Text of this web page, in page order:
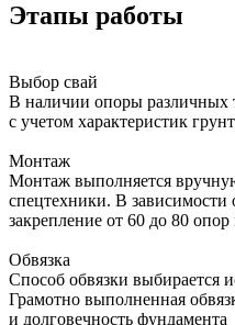
Этапы работы
Выбор свай
В наличии опоры различных
с учетом характеристик
Монтаж
Монтаж выполняется
спецтехники. В зависимости
закрепление от 60 до 80 опор
Обвязка
Способ обвязки выбирается
Грамотно выполненная
и долговечность фундамента